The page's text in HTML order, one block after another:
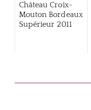
Château Croix-
Mouton Bordeaux
Supérieur 2011